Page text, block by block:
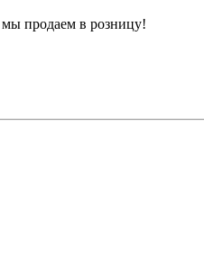
продаем в розницу!